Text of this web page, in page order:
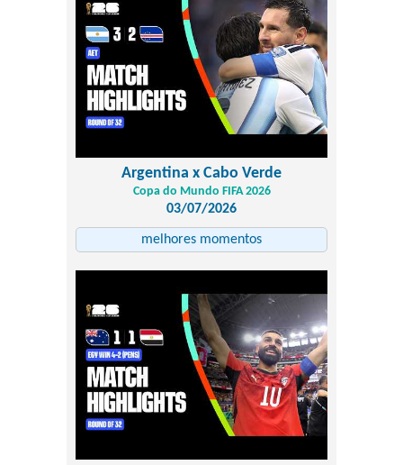
Argentina x Cabo Verde
Copa do Mundo FIFA 2026
03/07/2026
melhores momentos